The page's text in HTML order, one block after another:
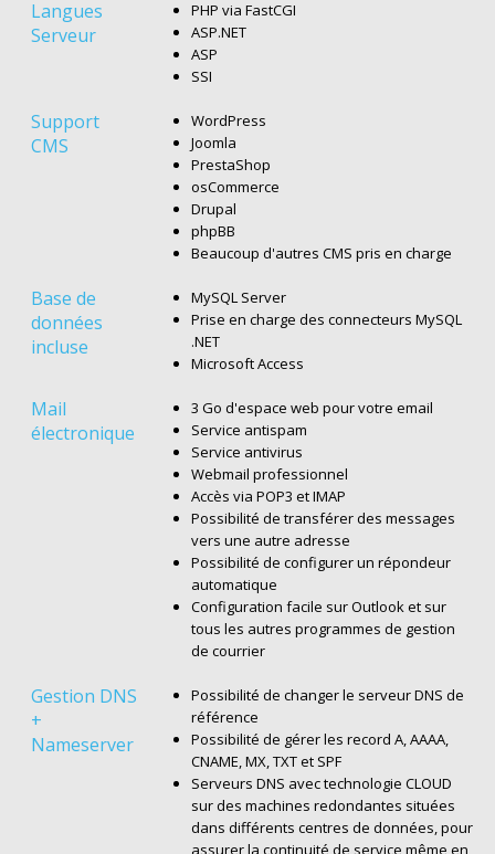
Langues
Serveur
PHP via FastCGI
ASP.NET
ASP
SSI
Support
CMS
WordPress
Joomla
PrestaShop
osCommerce
Drupal
phpBB
Beaucoup d'autres CMS pris en charge
Base de
données
incluse
MySQL Server
Prise en charge des connecteurs MySQL
.NET
Microsoft Access
Mail
électronique
3 Go d'espace web pour votre email
Service antispam
Service antivirus
Webmail professionnel
Accès via POP3 et IMAP
Possibilité de transférer des messages
vers une autre adresse
Possibilité de configurer un répondeur
automatique
Configuration facile sur Outlook et sur
tous les autres programmes de gestion
de courrier
Gestion DNS
+
Nameserver
Possibilité de changer le serveur DNS de
référence
Possibilité de gérer les record A, AAAA,
CNAME, MX, TXT et SPF
Serveurs DNS avec technologie CLOUD
sur des machines redondantes situées
dans différents centres de données, pour
assurer la continuité de service même en